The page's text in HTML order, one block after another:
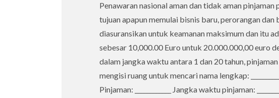
Penawaran nasional aman dan tidak aman
tujuan apapun memulai bisnis baru, perorangan dan
diasuransikan untuk keamanan maksimum dan itu
sebesar 10,000.00 Euro untuk 20.000.000,00 euro
dalam jangka waktu antara 1 dan 20 tahun,
mengisi ruang untuk mencari nama lengkap:
Pinjaman: ____________ Jangka waktu pinjaman: